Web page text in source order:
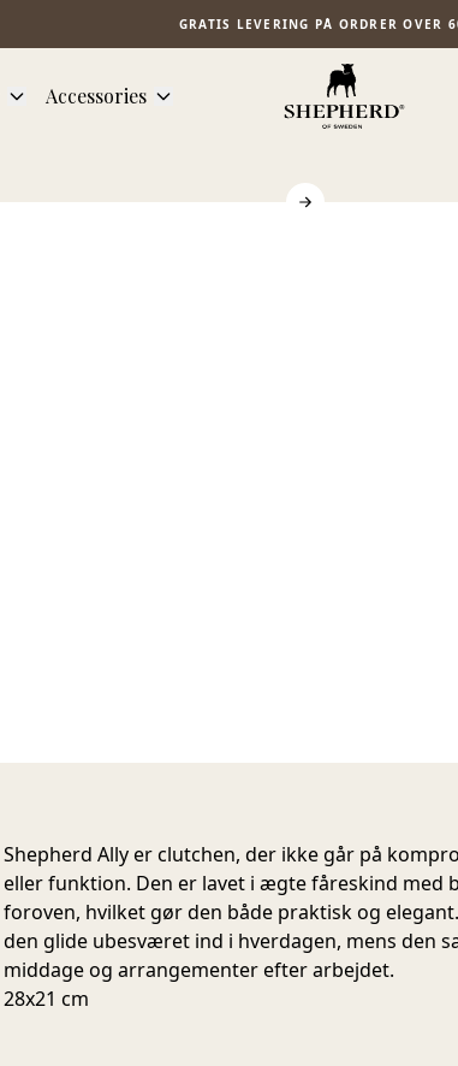
GRATIS LEVERING PÅ ORDRER OVER
Accessories
Shepherd Allyer clutchen, der ikke går på
eller funktion. Den er lavet i ægte fåreskind med
foroven, hvilket gør den både praktisk og
den glide ubesværet ind i hverdagen, mens den
middage og arrangementer efter arbejdet.
28x21 cm